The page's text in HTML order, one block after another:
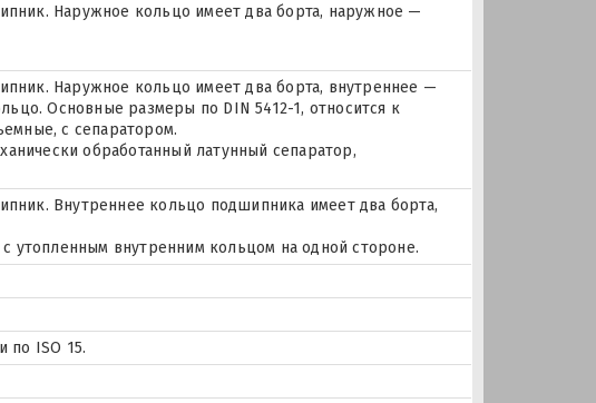
Наружное кольцо имеет два борта, наружное —
Наружное кольцо имеет два борта, внутреннее —
Основные размеры по DIN 5412-1, относится к
с сепаратором.
обработанный латунный сепаратор,
Внутреннее кольцо подшипника имеет два борта,
утопленным внутренним кольцом на одной стороне.
по ISO 15.